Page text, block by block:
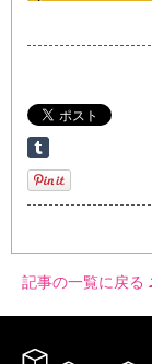
記事の一覧に戻る